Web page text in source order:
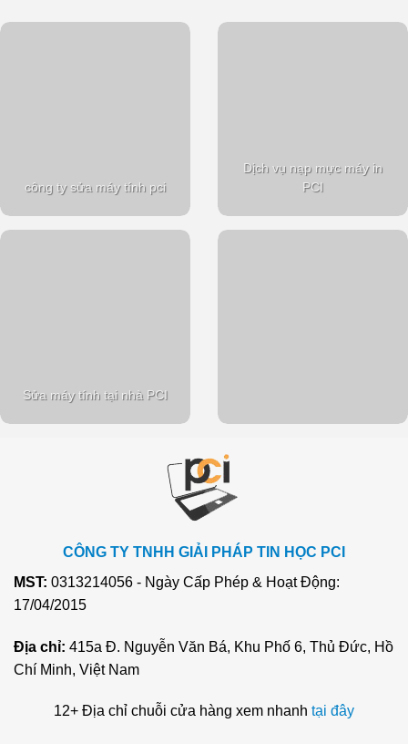
công ty sửa máy tính pci
Dịch vụ nạp mực máy in
PCI
Sửa máy tính tại nhà PCI
CÔNG TY TNHH GIẢI PHÁP TIN HỌC PCI
MST: 0313214056 - Ngày Cấp Phép & Hoạt Động:
17/04/2015
Địa chỉ: 415a Đ. Nguyễn Văn Bá, Khu Phố 6, Thủ Đức, Hồ
Chí Minh, Việt Nam
12+ Địa chỉ chuỗi cửa hàng xem nhanh tại đây